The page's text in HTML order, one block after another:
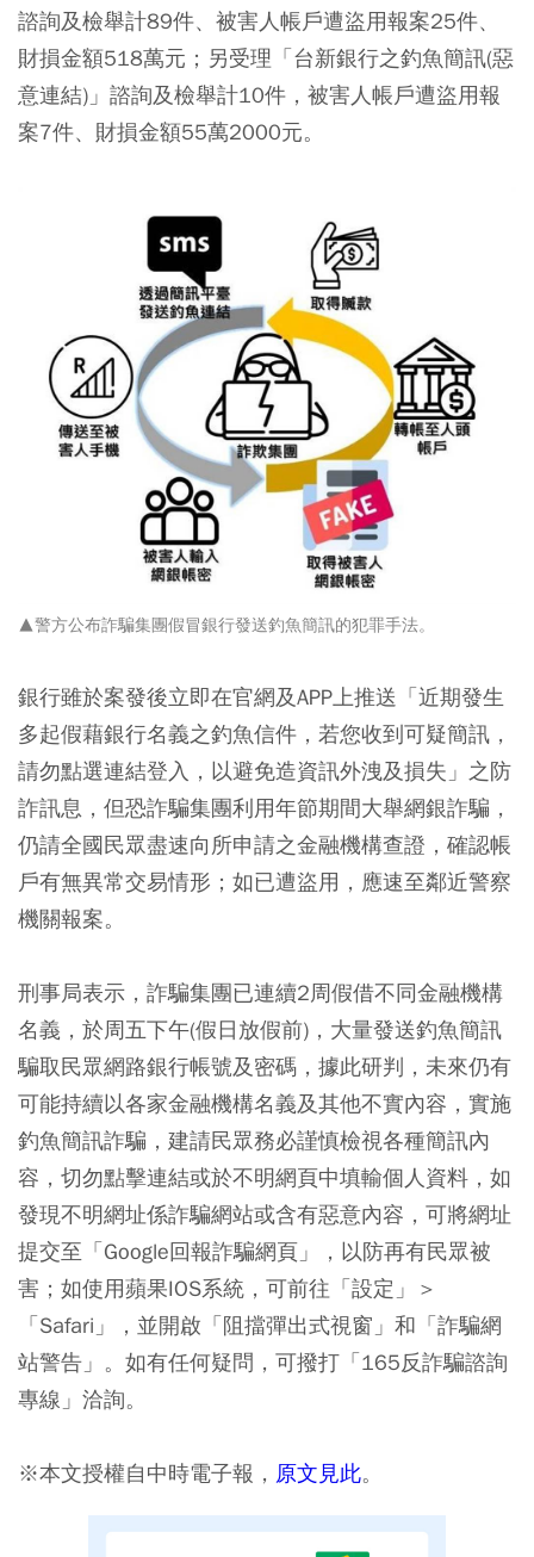
諮詢及檢舉計89件、被害人帳戶遭盜用報案25件、
財損金額518萬元；另受理「台新銀行之釣魚簡訊(惡
意連結)」諮詢及檢舉計10件，被害人帳戶遭盜用報
案7件、財損金額55萬2000元。
▲警方公布詐騙集團假冒銀行發送釣魚簡訊的犯罪手法。
銀行雖於案發後立即在官網及APP上推送「近期發生
多起假藉銀行名義之釣魚信件，若您收到可疑簡訊，
請勿點選連結登入，以避免造資訊外洩及損失」之防
詐訊息，但恐詐騙集團利用年節期間大舉網銀詐騙，
仍請全國民眾盡速向所申請之金融機構查證，確認帳
戶有無異常交易情形；如已遭盜用，應速至鄰近警察
機關報案。
刑事局表示，詐騙集團已連續2周假借不同金融機構
名義，於周五下午(假日放假前)，大量發送釣魚簡訊
騙取民眾網路銀行帳號及密碼，據此研判，未來仍有
可能持續以各家金融機構名義及其他不實內容，實施
釣魚簡訊詐騙，建請民眾務必謹慎檢視各種簡訊內
容，切勿點擊連結或於不明網頁中填輸個人資料，如
發現不明網址係詐騙網站或含有惡意內容，可將網址
提交至「Google回報詐騙網頁」，以防再有民眾被
害；如使用蘋果IOS系統，可前往「設定」＞
「Safari」，並開啟「阻擋彈出式視窗」和「詐騙網
站警告」。如有任何疑問，可撥打「165反詐騙諮詢
專線」洽詢。
※本文授權自中時電子報， 原文見此。